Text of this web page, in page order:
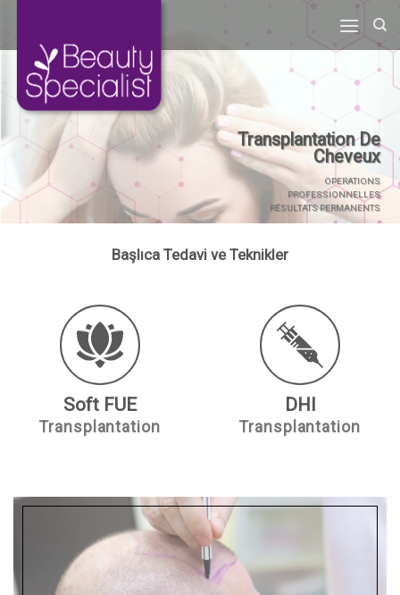
content
Transplantation De
Cheveux
OPERATIONS
PROFESSIONNELLES
RÉSULTATS PERMANENTS
Başlıca Tedavi ve Teknikler
Soft FUE
Transplantation
DHI
Transplantation